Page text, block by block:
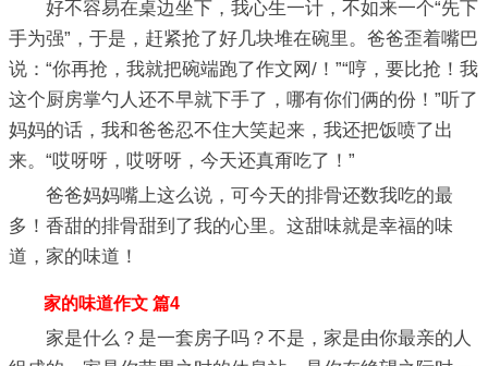
好不容易在桌边坐下，我心生一计，不如来一个“先下
手为强”，于是，赶紧抢了好几块堆在碗里。爸爸歪着嘴巴
说：“你再抢，我就把碗端跑了作文网/！”“哼，要比抢！我
这个厨房掌勺人还不早就下手了，哪有你们俩的份！”听了
妈妈的话，我和爸爸忍不住大笑起来，我还把饭喷了出
来。“哎呀呀，哎呀呀，今天还真甭吃了！”
爸爸妈妈嘴上这么说，可今天的排骨还数我吃的最
多！香甜的排骨甜到了我的心里。这甜味就是幸福的味
道，家的味道！
家的味道作文 篇4
家是什么？是一套房子吗？不是，家是由你最亲的人